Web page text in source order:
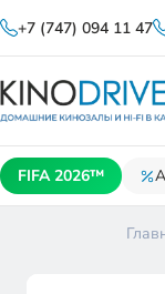
+7 (747) 094 11 47
FIFA 2026™